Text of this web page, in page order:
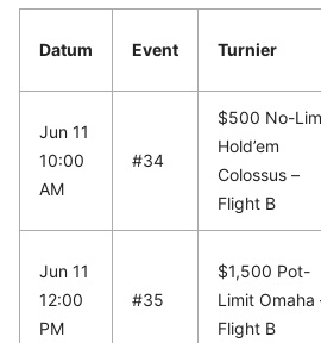
Datum Event Turnier
Jun 11
10:00
AM
#34
$500 No-
Hold’em
Colossus –
Flight B
Jun 11
12:00
PM
#35
$1,500 Pot-
Limit Omaha
Flight B